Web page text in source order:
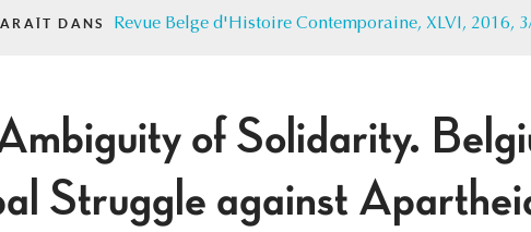
DANS Revue Belge d'Histoire Contemporaine, XLVI, 2016,
of Solidarity.
Struggle against